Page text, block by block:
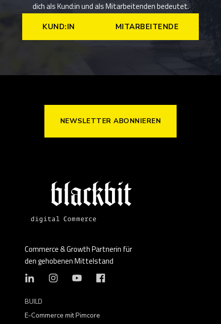
dich als Kund:in und als Mitarbeitenden bedeutet.
KUND:IN MITARBEITENDE
NEWSLETTER ABONNIEREN
Commerce & Growth Partnerin für
den gehobenen Mittelstand
BUILD
E-Commerce mit Pimcore